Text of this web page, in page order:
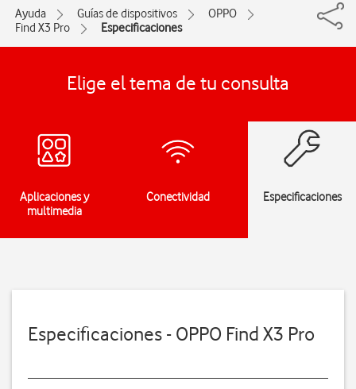
Ayuda Guías de dispositivos
OPPO
Find X3 Pro
Especificaciones
Elige el tema de tu consulta
Aplicaciones y
multimedia
Conectividad Especificaciones
Especificaciones - OPPO Find X3 Pro